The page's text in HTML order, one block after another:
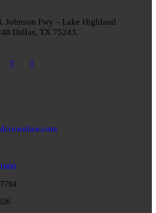
Johnson Fwy – Lake Highland
Dallas, TX 75243.